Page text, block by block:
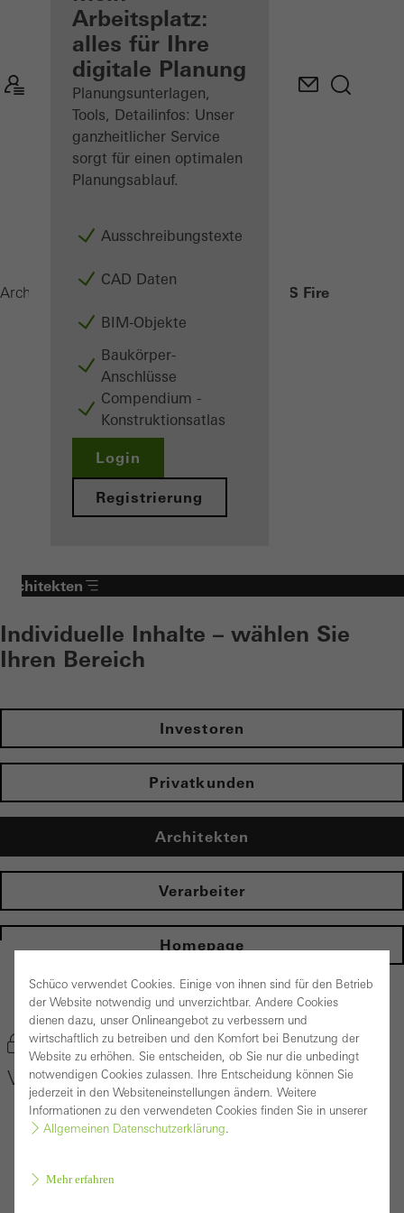
angemeldeter
Architekt
Mein
Arbeitsplatz
kennenlernen
Arbeitsplatz:
alles für Ihre
digitale Planung
Planungsunterlagen,
Tools, Detailinfos: Unser
ganzheitlicher Service
sorgt für einen optimalen
Planungsablauf.
Ausschreibungstexte
CAD Daten
BIM-Objekte
Baukörper-
Anschlüsse
Compendium -
Konstruktionsatlas
Login
Registrierung
Architekten VISS Fire
Architekten
Individuelle Inhalte – wählen Sie
Ihren Bereich
Investoren
Privatkunden
Architekten
Verarbeiter
Homepage
zurück zur Produktübersicht
Produkt merken
VISS Fire
Schüco verwendet Cookies. Einige von ihnen sind für den Betrieb
der Website notwendig und unverzichtbar. Andere Cookies
dienen dazu, unser Onlineangebot zu verbessern und
wirtschaftlich zu betreiben und den Komfort bei Benutzung der
Website zu erhöhen. Sie entscheiden, ob Sie nur die unbedingt
notwendigen Cookies zulassen. Ihre Entscheidung können Sie
jederzeit in den Websiteneinstellungen ändern. Weitere
Informationen zu den verwendeten Cookies finden Sie in unserer
Allgemeinen Datenschutzerklärung.
Mehr erfahren